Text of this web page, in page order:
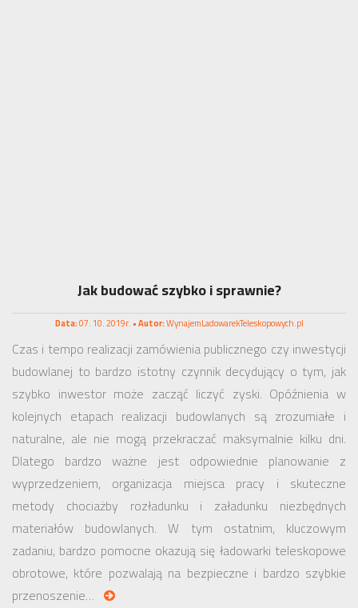
Jak budować szybko i sprawnie?
Data:07. 10. 2019r. •Autor:WynajemLadowarekTeleskopowych.pl
Czas i tempo realizacji zamówienia publicznego czy inwestycji
budowlanej to bardzo istotny czynnik decydujący o tym, jak
szybko inwestor może zacząć liczyć zyski. Opóźnienia w
kolejnych etapach realizacji budowlanych są zrozumiałe i
naturalne, ale nie mogą przekraczać maksymalnie kilku dni.
Dlatego bardzo ważne jest odpowiednie planowanie z
wyprzedzeniem, organizacja miejsca pracy i skuteczne
metody chociażby rozładunku i załadunku niezbędnych
materiałów budowlanych. W tym ostatnim, kluczowym
zadaniu, bardzo pomocne okazują się ładowarki teleskopowe
obrotowe, które pozwalają na bezpieczne i bardzo szybkie
przenoszenie…